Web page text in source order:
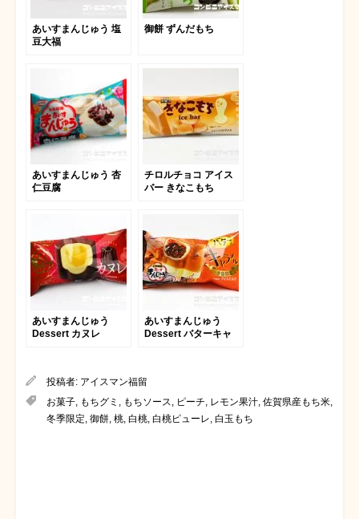
あいすまんじゅう 塩
豆大福
御餅 ずんだもち
あいすまんじゅう 杏
仁豆腐
チロルチョコ アイス
バー きなこもち
あいすまんじゅう
Dessert カヌレ
あいすまんじゅう
Dessert バターキャ
投稿者: アイスマン福留
お菓子, もちグミ , もちソース, ピーチ, レモン果汁, 佐賀県産もち米,
冬季限定, 御餅, 桃, 白桃, 白桃ピューレ, 白玉もち